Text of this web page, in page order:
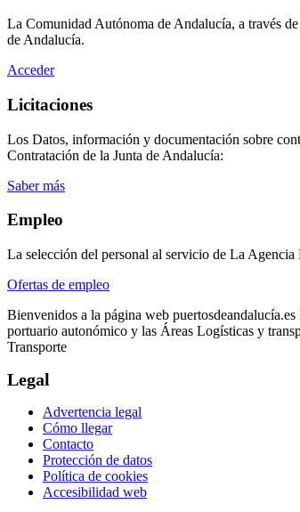
La Comunidad Autónoma de Andalucía, a través
de Andalucía.
Acceder
Licitaciones
Los Datos, información y documentación sobre
Contratación de la Junta de Andalucía:
Saber más
Empleo
La selección del personal al servicio de La
Ofertas de empleo
Bienvenidos a la página web
portuario autonómico y las Áreas Logísticas y
Transporte
Legal
Advertencia legal
Cómo llegar
Contacto
Protección de datos
Política de cookies
Accesibilidad web